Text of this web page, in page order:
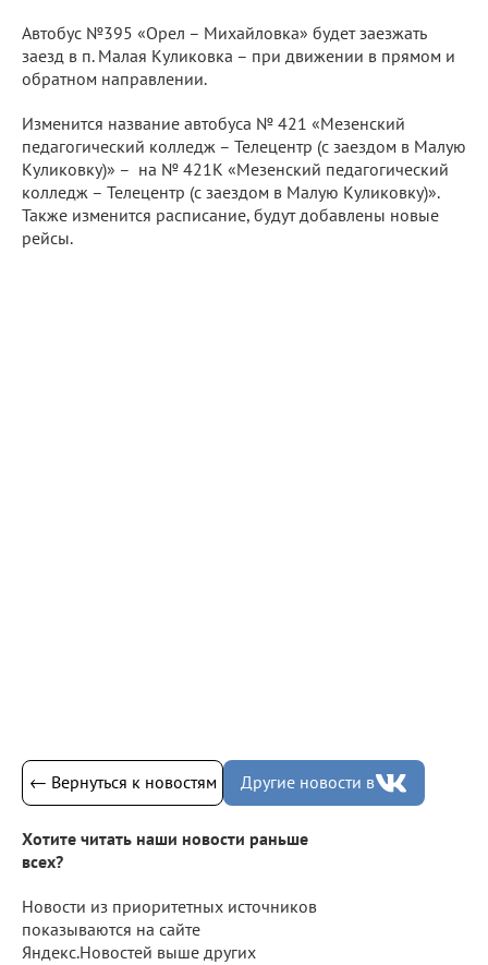
Автобус №395 «Орел – Михайловка» будет заезжать
заезд в п. Малая Куликовка – при движении в прямом и
обратном направлении.
Изменится название автобуса № 421 «Мезенский
педагогический колледж – Телецентр (с заездом в Малую
Куликовку)» – на № 421К «Мезенский педагогический
колледж – Телецентр (с заездом в Малую Куликовку)».
Также изменится расписание, будут добавлены новые
рейсы.
← Вернуться к новостям Другие новости в
Хотите читать наши новости раньше
всех?
Новости из приоритетных источников
показываются на сайте
Яндекс.Новостей выше других